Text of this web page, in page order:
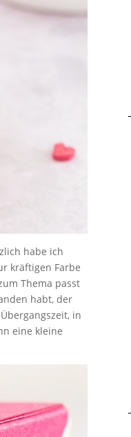
habe ich
kräftigen Farbe
Thema passt
habt, der
in
eine kleine